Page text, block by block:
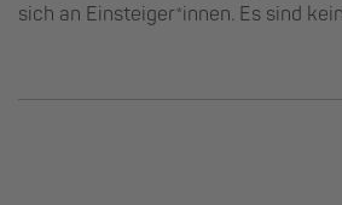
sich an Einsteiger*innen. Es sind